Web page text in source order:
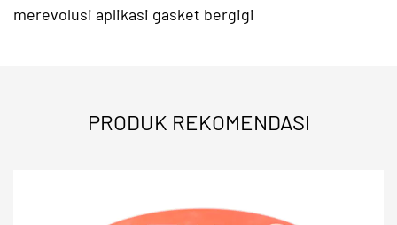
merevolusi aplikasi gasket bergigi
PRODUK REKOMENDASI